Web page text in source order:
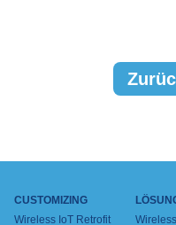
CUSTOMIZING
Wireless IoT Retrofit